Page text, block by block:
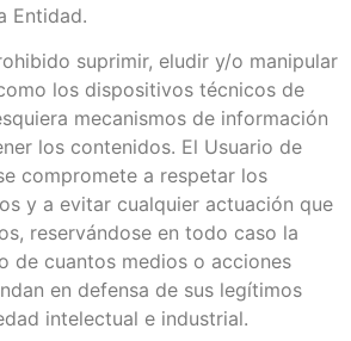
Entidad.
suprimir, eludir y/o manipular
los dispositivos técnicos de
mecanismos de información
los contenidos. El Usuario de
compromete a respetar los
y a evitar cualquier actuación que
reservándose en todo caso la
de cuantos medios o acciones
en defensa de sus legítimos
intelectual e industrial.